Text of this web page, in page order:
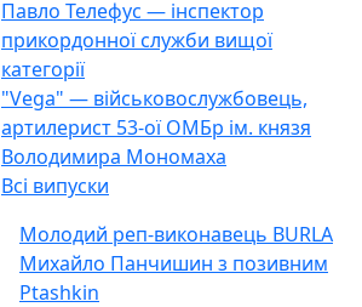
Павло Телефус — інспектор
прикордонної служби вищої
категорії
"Vega" — військовослужбовець,
артилерист 53-ої ОМБр ім. князя
Володимира Мономаха
Всі випуски
Молодий реп-виконавець BURLA
Михайло Панчишин з позивним
Ptashkin